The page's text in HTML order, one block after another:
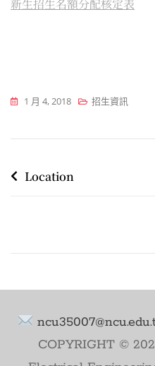
新生招生名額分配核定表
1 月 4, 2018 招生資訊
文Location
COPYRIGHT ©